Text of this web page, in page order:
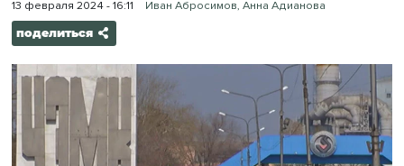
13 февраля 2024 - 16:11 Иван Абросимов, Анна Адианова
поделиться